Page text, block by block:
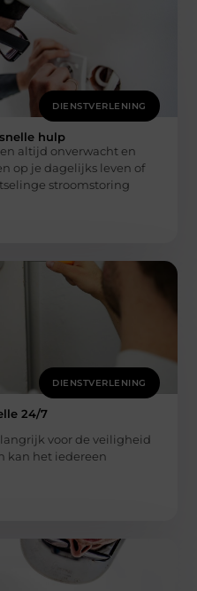
DIENSTVERLENING
hulp
altijd onverwacht en
op je dagelijks leven of
stroomstoring
DIENSTVERLENING
24/7
voor de veiligheid
kan het iedereen